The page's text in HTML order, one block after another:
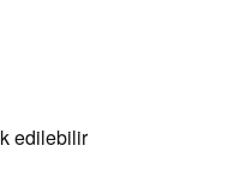
edilebilir